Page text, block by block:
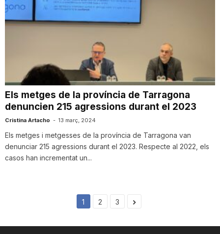
Els metges de la província de Tarragona
denuncien 215 agressions durant el 2023
Cristina Artacho - 13 març, 2024
Els metges i metgesses de la província de Tarragona van
denunciar 215 agressions durant el 2023. Respecte al 2022, els
casos han incrementat un...
1 2 3